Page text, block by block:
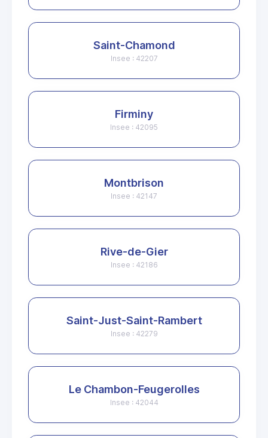
Saint-Chamond
Insee : 42207
Firminy
Insee : 42095
Montbrison
Insee : 42147
Rive-de-Gier
Insee : 42186
Saint-Just-Saint-Rambert
Insee : 42279
Le Chambon-Feugerolles
Insee : 42044